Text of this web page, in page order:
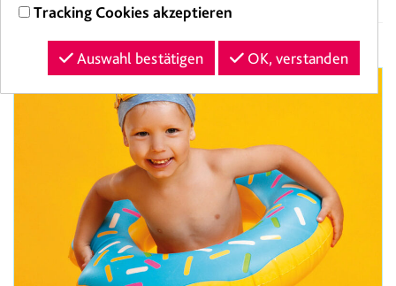
Tracking Cookies akzeptieren
Auswahl bestätigen OK, verstanden